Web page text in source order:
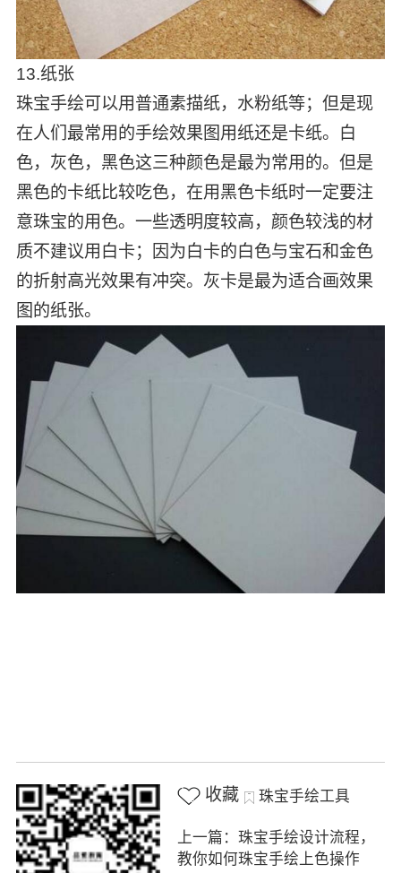
13.纸张
珠宝手绘可以用普通素描纸，水粉纸等；但是现
在人们最常用的手绘效果图用纸还是卡纸。白
色，灰色，黑色这三种颜色是最为常用的。但是
黑色的卡纸比较吃色，在用黑色卡纸时一定要注
意珠宝的用色。一些透明度较高，颜色较浅的材
质不建议用白卡；因为白卡的白色与宝石和金色
的折射高光效果有冲突。灰卡是最为适合画效果
图的纸张。
收藏 珠宝手绘工具
上一篇：珠宝手绘设计流程，
教你如何珠宝手绘上色操作